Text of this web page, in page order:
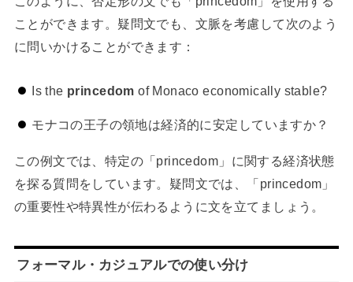
ことができます。疑問文でも、文脈を考慮して次のよう
に問いかけることができます：
Is the princedom of Monaco economically stable?
モナコの王子の領地は経済的に安定していますか？
この例文では、特定の「princedom」に関する経済状態
を探る質問をしています。疑問文では、「princedom」
の重要性や特異性が伝わるように文を立てましょう。
フォーマル・カジュアルでの使い分け